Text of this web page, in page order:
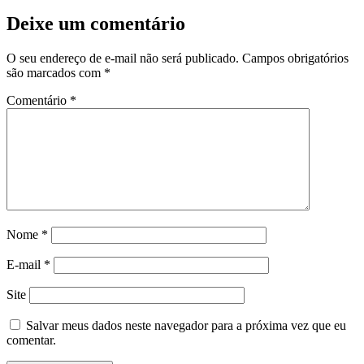
Deixe um comentário
O seu endereço de e-mail não será publicado. Campos obrigatórios
são marcados com *
Comentário *
Nome *
E-mail *
Site
Salvar meus dados neste navegador para a próxima vez que eu
comentar.